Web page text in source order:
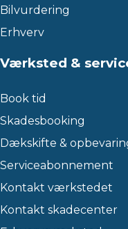
Bilvurdering
Erhverv
Værksted &
Book tid
Skadesbooking
Dækskifte &
Serviceabonnement
Kontakt værkstedet
Kontakt skadecenter